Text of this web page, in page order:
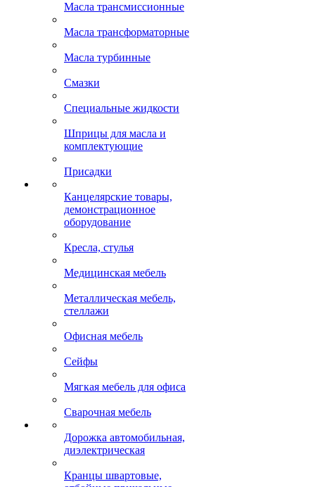
Масла трансмиссионные
Масла трансформаторные
Масла турбинные
Смазки
Специальные жидкости
Шприцы для масла и
комплектующие
Присадки
Канцелярские товары,
демонстрационное
оборудование
Кресла, стулья
Медицинская мебель
Металлическая мебель,
стеллажи
Офисная мебель
Сейфы
Мягкая мебель для офиса
Сварочная мебель
Дорожка автомобильная,
диэлектрическая
Кранцы швартовые,